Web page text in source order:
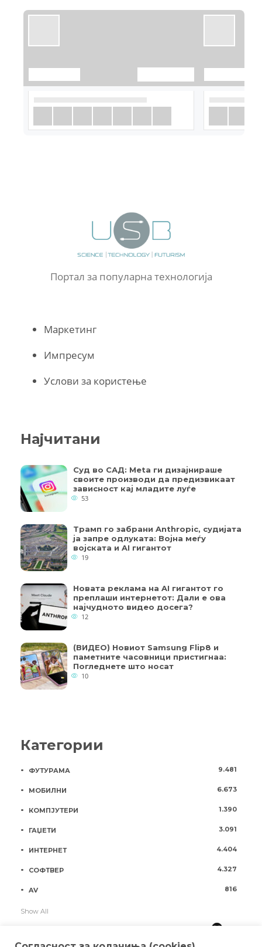
Портал за популарна технологија
Маркетинг
Импресум
Услови за користење
Најчитани
Суд во САД: Meta ги дизајнираше
своите производи да предизвикаат
зависност кај младите луѓе
53
Трамп го забрани Anthropic, судијата
ја запре одлуката: Војна меѓу
војската и AI гигантот
19
Новата реклама на AI гигантот го
преплаши интернетот: Дали е ова
најчудното видео досега?
12
(ВИДЕО) Новиот Samsung Flip8 и
паметните часовници пристигнаа:
Погледнете што носат
10
Категории
ФУТУРАМА 9.481
МОБИЛНИ 6.673
КОМПЈУТЕРИ 1.390
ГАЏЕТИ 3.091
ИНТЕРНЕТ 4.404
СОФТВЕР 4.327
AV 816
Show All